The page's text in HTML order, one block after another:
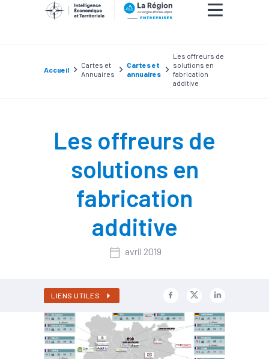
Accueil
Cartes et
Annuaires
Cartes et
annuaires
Les offreurs de
solutions en
fabrication
additive
Les offreurs de
solutions en
fabrication
additive
avril 2019
LIENS UTILES